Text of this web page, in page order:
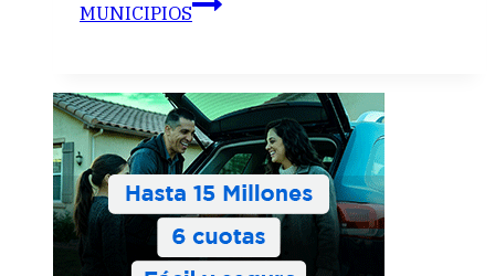
MUNICIPIOS